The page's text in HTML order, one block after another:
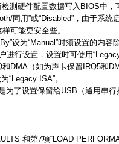
测硬件配置数据写入BIOS中
同用”或“Disabled”，由于系
可能更安全些。
设为“Manual”时须设置的内容
进行设置，设置时可使用
DMA（如为声卡保留IRQ5和
“Legacy ISA”。
了设置保留给USB（通用串行
和第7项“LOAD